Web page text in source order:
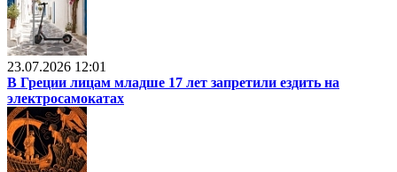
23.07.2026 12:01
В Греции лицам младше 17 лет запретили ездить на
электросамокатах